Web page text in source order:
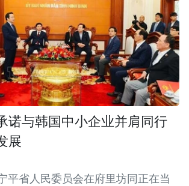
诺与韩国中小企业并肩同行
展
平省人民委员会在府里坊同正在当